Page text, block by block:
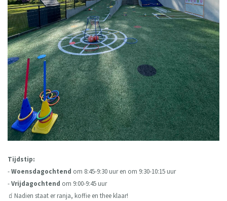
Tijdstip:
-Woensdagochtend om 8:45-9:30 uur en om 9:30-10:15 uur
-Vrijdagochtend om 9:00-9:45 uur
🧃Nadien staat er ranja, koffie en thee klaar!